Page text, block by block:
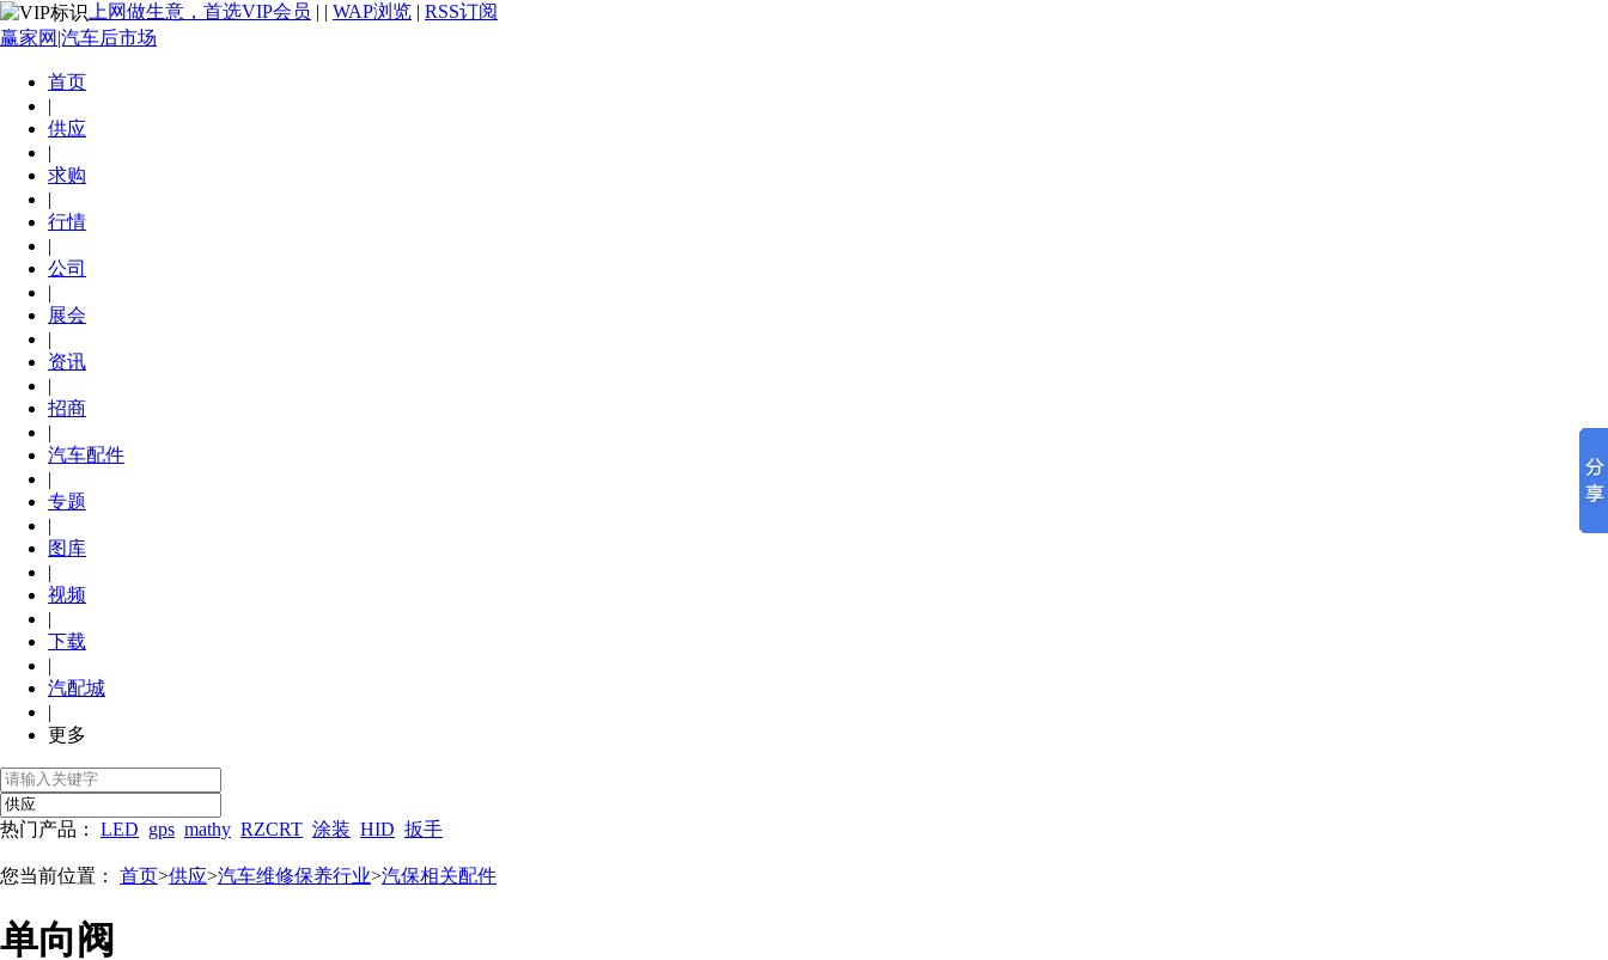
上网做生意，首选VIP会员 | | WAP浏览 | RSS订阅
赢家网|汽车后市场
首页
|
供应
|
求购
|
行情
|
公司
|
展会
|
资讯
|
招商
|
汽车配件
|
专题
|
图库
|
视频
|
下载
|
汽配城
|
更多
热门产品： LED gps mathy RZCRT 涂装 HID 扳手
您当前位置： 首页>供应>汽车维修保养行业>汽保相关配件
单向阀